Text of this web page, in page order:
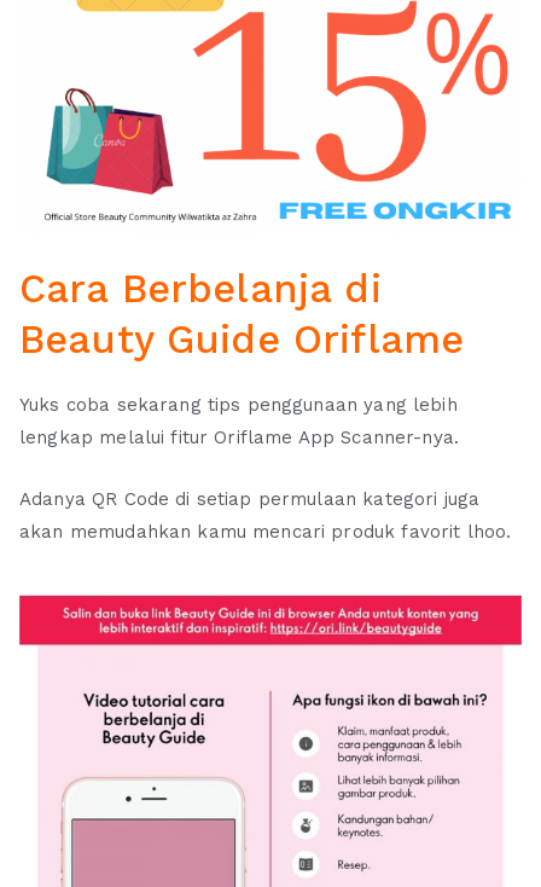
Cara Berbelanja di
Beauty Guide Oriflame
Yuks coba sekarang tips penggunaan yang lebih
lengkap melalui fitur Oriflame App Scanner-nya.
Adanya QR Code di setiap permulaan kategori juga
akan memudahkan kamu mencari produk favorit lhoo.